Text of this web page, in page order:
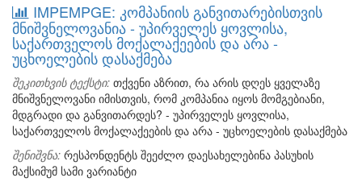
IMPEMPGE: კომპანიის განვითარებისთვის
მნიშვნელოვანია - უპირველეს ყოვლისა,
საქართველოს მოქალაქეების და არა -
უცხოელების დასაქმება
შეკითხვის ტექსტი: თქვენი აზრით, რა არის დღეს ყველაზე
მნიშვნელოვანი იმისთვის, რომ კომპანია იყოს მომგებიანი,
მდგრადი და განვითარდეს? - უპირველეს ყოვლისა,
საქართველოს მოქალაქეების და არა - უცხოელების დასაქმება
შენიშვნა: რესპონდენტს შეეძლო დაესახელებინა პასუხის
მაქსიმუმ სამი ვარიანტი